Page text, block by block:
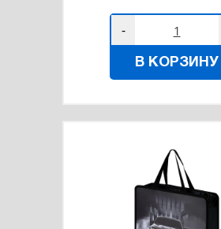
-
В КОРЗИНУ